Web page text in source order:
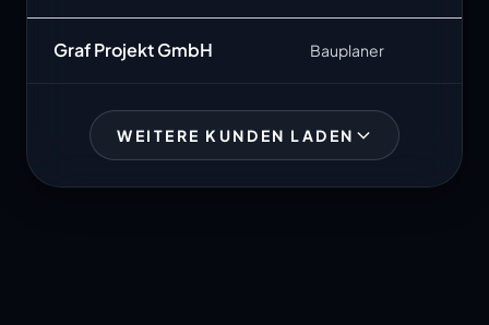
Graf Projekt GmbH Bauplaner
WEITERE KUNDEN LADEN